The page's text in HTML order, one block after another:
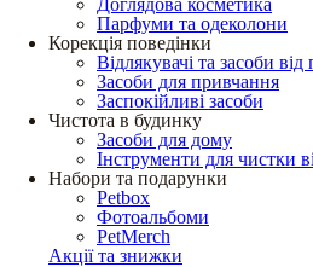
Доглядова косметика
Парфуми та одеколони
Корекція поведінки
Відлякувачі та засоби від
Засоби для привчання
Заспокійливі засоби
Чистота в будинку
Засоби для дому
Інструменти для чистки
Набори та подарунки
Petbox
Фотоальбоми
PetMerch
Акції та знижки